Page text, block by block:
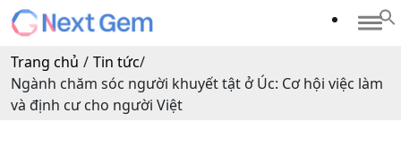
Trang chủ / Tin tức/
Ngành chăm sóc người khuyết tật ở Úc: Cơ hội việc làm
và định cư cho người Việt